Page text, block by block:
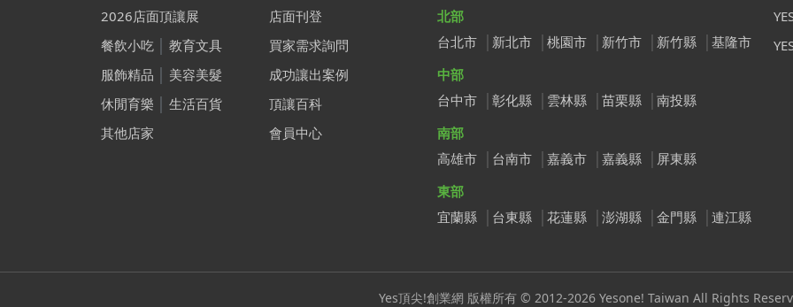
2026店面頂讓展
餐飲小吃
教育文具
服飾精品
美容美髮
休閒育樂
生活百貨
其他店家
店面刊登
買家需求詢問
成功讓出案例
頂讓百科
會員中心
北部
台北市
新北市 桃園市 新竹市 新竹縣
基隆市
中部
台中市
彰化縣 雲林縣 苗栗縣
南投縣
南部
高雄市
台南市 嘉義市 嘉義縣
屏東縣
東部
宜蘭縣
台東縣 花蓮縣 澎湖縣 金門縣 連江縣
Yes頂尖!創業網 版權所有 © 2012-2026 Yesone! Taiwan All Rights